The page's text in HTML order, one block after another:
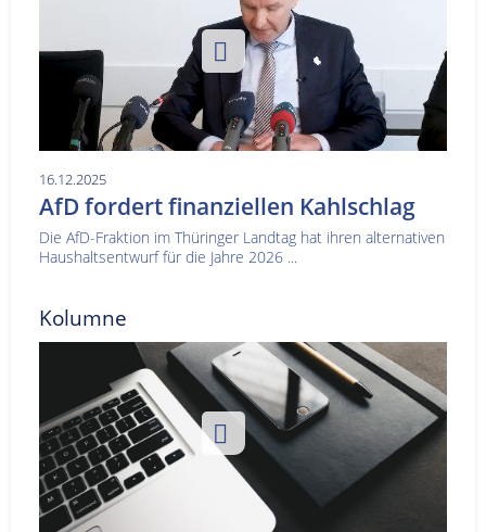
16.12.2025
AfD fordert finanziellen Kahlschlag
Die AfD-Fraktion im Thüringer Landtag hat ihren alternativen
Haushaltsentwurf für die Jahre 2026 ...
Kolumne